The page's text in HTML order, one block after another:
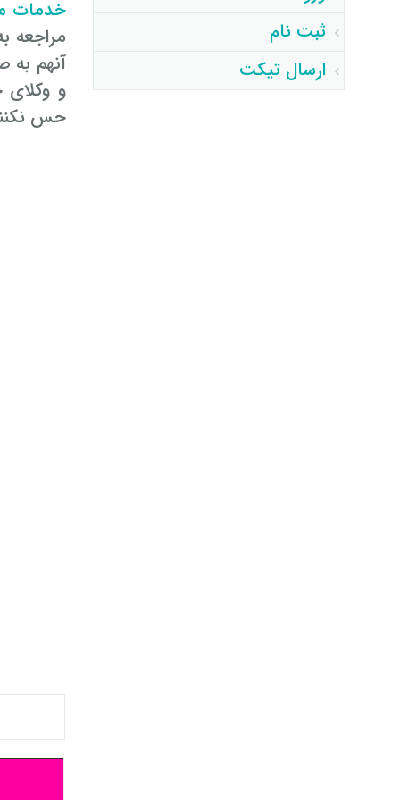
ثبت نام
ارسال تیکت
خدمات
مراجعه
و
حس